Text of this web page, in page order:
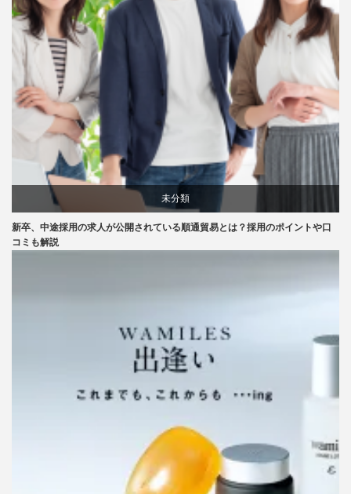
未分類
新卒、中途採用の求人が公開されている順通貿易とは？採用のポイントや口
コミも解説